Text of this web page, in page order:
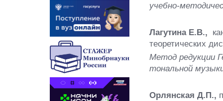
учебно-
Лагутина Е.В.,
теоретических
Метод редукции
тональной
Орлянская Д.П.,